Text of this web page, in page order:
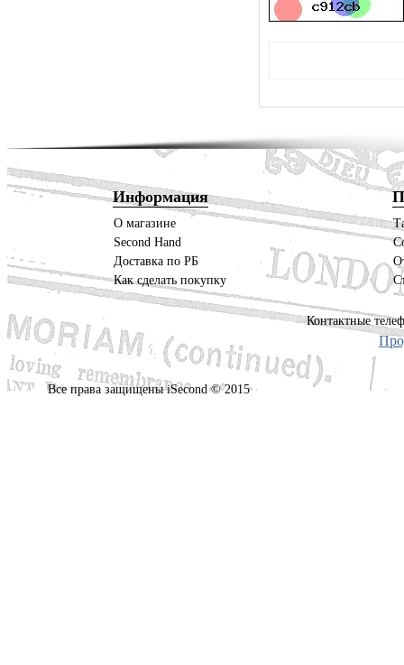
Информация
О магазине
Second Hand
Доставка по РБ
Как сделать покупку
Контактные
Все права защищены iSecond © 2015